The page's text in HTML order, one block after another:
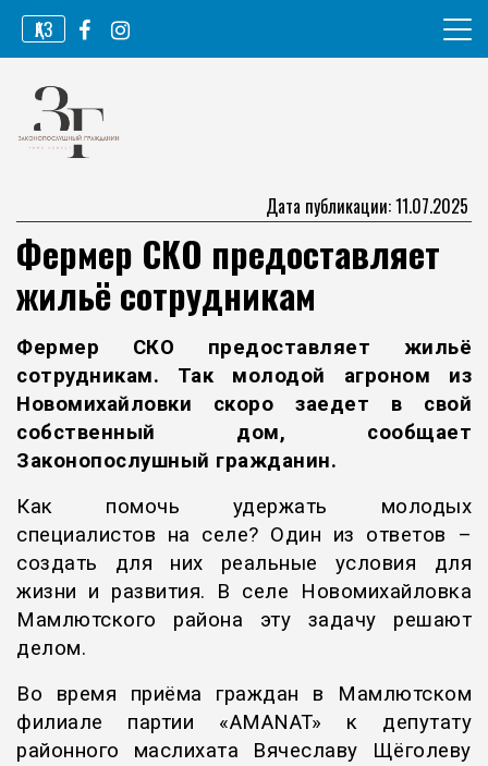
Перейти
содержимому
ҚАЗ
Законопослушный гражданин
Дата публикации: 11.07.2025
Фермер СКО предоставляет
жильё сотрудникам
Фермер СКО предоставляет жильё
сотрудникам. Так молодой агроном из
Новомихайловки скоро заедет в свой
собственный дом, сообщает
Законопослушный гражданин.
Как помочь удержать молодых
специалистов на селе? Один из ответов –
создать для них реальные условия для
жизни и развития. В селе Новомихайловка
Мамлютского района эту задачу решают
делом.
Во время приёма граждан в Мамлютском
филиале партии «AMANAT» к депутату
районного маслихата Вячеславу Щёголеву